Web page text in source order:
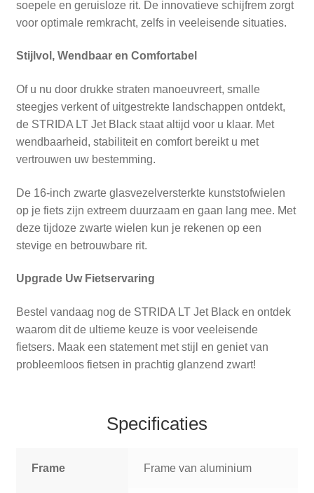
soepele en geruisloze rit. De innovatieve schijfrem zorgt
voor optimale remkracht, zelfs in veeleisende situaties.
Stijlvol, Wendbaar en Comfortabel
Of u nu door drukke straten manoeuvreert, smalle
steegjes verkent of uitgestrekte landschappen ontdekt,
de STRIDA LT Jet Black staat altijd voor u klaar. Met
wendbaarheid, stabiliteit en comfort bereikt u met
vertrouwen uw bestemming.
De 16-inch zwarte glasvezelversterkte kunststofwielen
op je fiets zijn extreem duurzaam en gaan lang mee. Met
deze tijdoze zwarte wielen kun je rekenen op een
stevige en betrouwbare rit.
Upgrade Uw Fietservaring
Bestel vandaag nog de STRIDA LT Jet Black en ontdek
waarom dit de ultieme keuze is voor veeleisende
fietsers. Maak een statement met stijl en geniet van
probleemloos fietsen in prachtig glanzend zwart!
Specificaties
Frame Frame van aluminium